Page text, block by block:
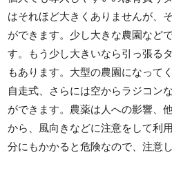
はそれほど大きくありませんが、
ができます。少し大きな農園など
す。もう少し大きいなら引っ張る
もあります。大型の農園になって
自走式、さらには空からラジコン
ができます。農薬は人への影響、
から、風向きなどに注意をして利
分にもかかると危険なので、注意